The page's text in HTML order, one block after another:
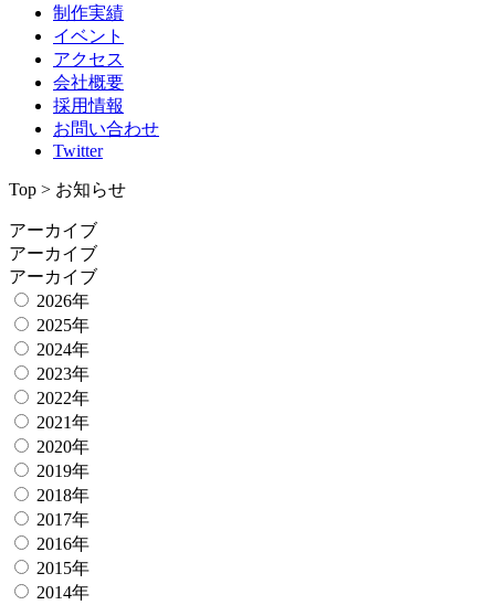
制作実績
イベント
アクセス
会社概要
採用情報
お問い合わせ
Twitter
Top > お知らせ
アーカイブ
アーカイブ
アーカイブ
2026年
2025年
2024年
2023年
2022年
2021年
2020年
2019年
2018年
2017年
2016年
2015年
2014年